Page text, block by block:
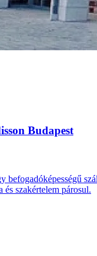
Budapest
befogadóképességű
szakértelem párosul.